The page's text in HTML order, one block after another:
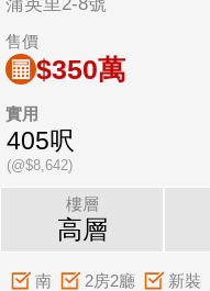
售價
$350萬
實用
405呎
(@$8,642)
樓層
高層
南 2房2廳 新裝